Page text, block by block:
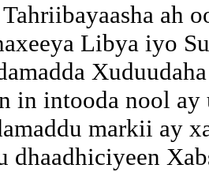
ah
Libya iyo
in intooda nool
markii ay
dhaadhiciyeen